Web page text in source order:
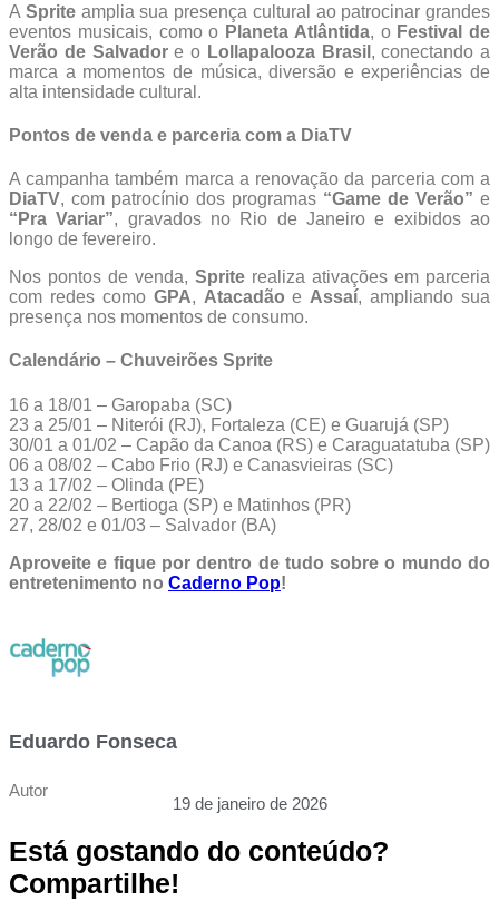
A Spriteamplia sua presença cultural ao patrocinar grandes
eventos musicais, como o Planeta Atlântida, o Festival de
Verão de Salvadore o Lollapalooza Brasil , conectando a
marca a momentos de música, diversão e experiências de
alta intensidade cultural.
Pontos de venda e parceria com a DiaTV
A campanha também marca a renovação da parceria com a
DiaTV, com patrocínio dos programas “Game de Verão” e
“Pra Variar”, gravados no Rio de Janeiro e exibidos ao
longo de fevereiro.
Nos pontos de venda, Sprite realiza ativações em parceria
com redes como GPA, Atacadão e Assaí, ampliando sua
presença nos momentos de consumo.
Calendário – Chuveirões Sprite
16 a 18/01 – Garopaba (SC)
23 a 25/01 – Niterói (RJ), Fortaleza (CE) e Guarujá (SP)
30/01 a 01/02 – Capão da Canoa (RS) e Caraguatatuba (SP)
06 a 08/02 – Cabo Frio (RJ) e Canasvieiras (SC)
13 a 17/02 – Olinda (PE)
20 a 22/02 – Bertioga (SP) e Matinhos (PR)
27, 28/02 e 01/03 – Salvador (BA)
Aproveite e fique por dentro de tudo sobre o mundo do
entretenimento no Caderno Pop!
Eduardo Fonseca
Autor
19 de janeiro de 2026
Está gostando do conteúdo?
Compartilhe!